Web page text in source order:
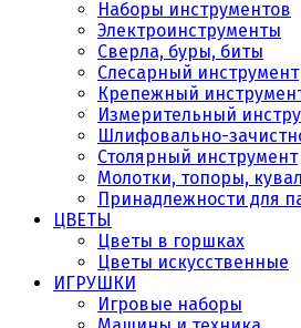
Наборы инструментов
Электроинструменты
Сверла, буры, биты
Слесарный инструмент
Крепежный
Измерительный
Шлифовально-
Столярный инструмент
Молотки, топоры,
Принадлежности для
ЦВЕТЫ
Цветы в горшках
Цветы искусственные
ИГРУШКИ
Игровые наборы